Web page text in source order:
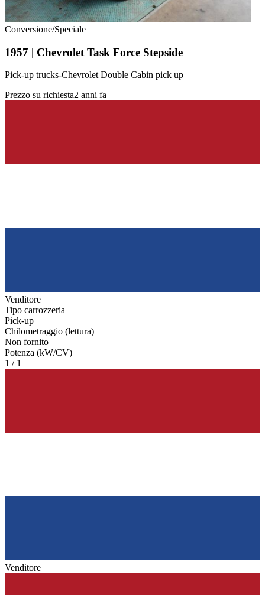
Conversione/Speciale
1957 | Chevrolet Task Force Stepside
Pick-up trucks-Chevrolet Double Cabin pick up
Prezzo su richiesta2 anni fa
Venditore
Tipo carrozzeria
Pick-up
Chilometraggio (lettura)
Non fornito
Potenza (kW/CV)
1 / 1
Venditore